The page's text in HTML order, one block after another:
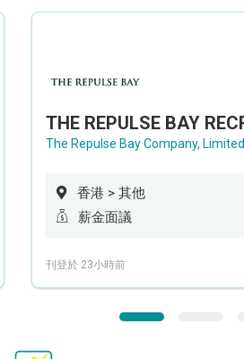
The Repulse Bay Company, Limited
香港 > 其他
薪金面議
刊登於 23小時前